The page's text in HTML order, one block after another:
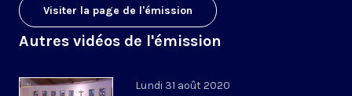
Visiter la page de l'émission
Autres vidéos de l'émission
Lundi 31 août 2020